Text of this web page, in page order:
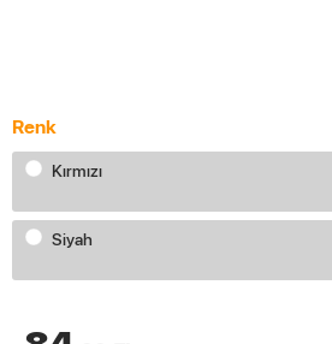
Renk
Kırmızı
Siyah